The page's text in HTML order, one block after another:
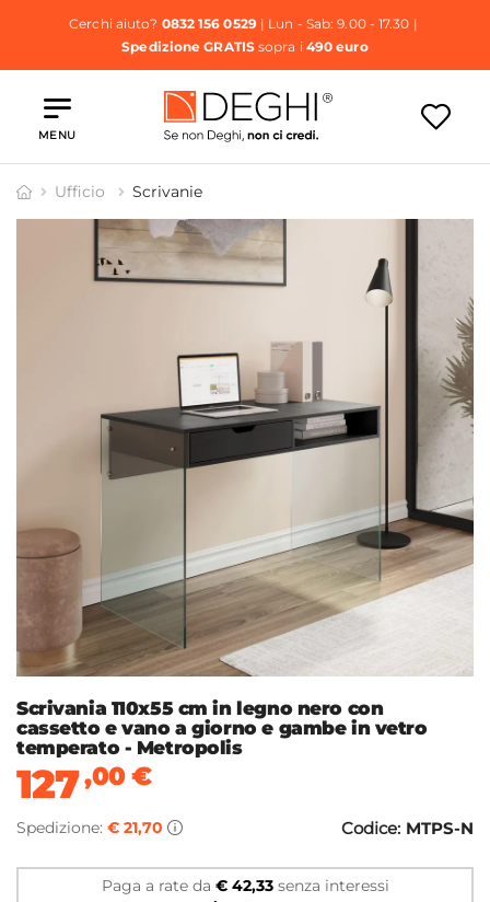
Cerchi aiuto? 0832 156 0529| Lun - Sab: 9.00 - 17.30 |
Spedizione GRATISsopra i 490 euro
MENU
Ufficio Scrivanie
Scrivania 110x55 cm in legno nero con
cassetto e vano a giorno e gambe in vetro
temperato - Metropolis
127,00€
Spedizione: € 21,70 Codice: MTPS-N
Paga a rate da € 42,33senza interessi